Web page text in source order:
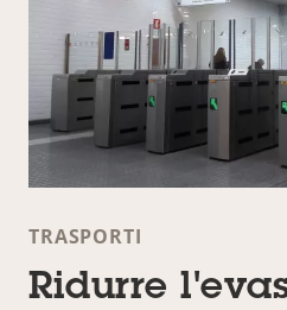
TRASPORTI
Ridurre